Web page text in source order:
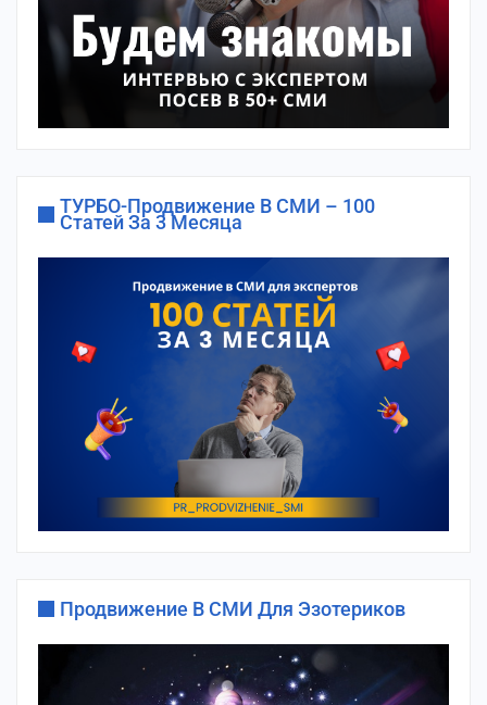
ТУРБО-Продвижение В СМИ – 100
Статей За 3 Месяца
Продвижение В СМИ Для Эзотериков